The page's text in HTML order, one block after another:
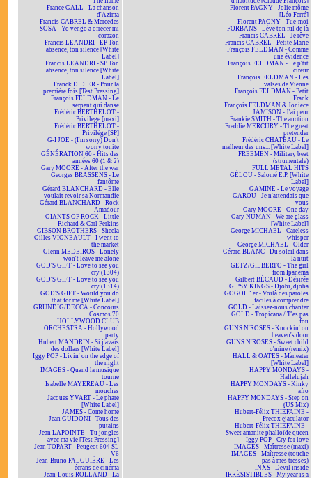
France GALL - La chanson
d'Azima
Francis CABREL & Mercedes
SOSA - Yo vengo a ofrecer mi
corazon
Francis LEANDRI - EP Ton
absence, ton silence [White
Label]
Francis LEANDRI - SP Ton
absence, ton silence [White
Label]
Franck DIDIER - Pour la
première fois [Test Pressing]
François FELDMAN - Le
serpent qui danse
Frédéric BERTHELOT -
Privilège [maxi]
Frédéric BERTHELOT -
Privilège [SP]
G-I JOE - (I'm sorry) Don't
worry tonite
GÉNÉRATION 60 - Hits des
années 60 (1 & 2)
Gary MOORE - After the war
Georges BRASSENS - Le
fantôme
Gérard BLANCHARD - Elle
voulait revoir sa Normandie
Gérard BLANCHARD - Rock
Amadour
GIANTS OF ROCK - Little
Richard & Carl Perkins
GIBSON BROTHERS - Sheela
Gilles VIGNEAULT - I went to
the market
Glenn MEDEIROS - Lonely
won't leave me alone
GOD'S GIFT - Love to see you
cry (1304)
GOD'S GIFT - Love to see you
cry (1314)
GOD'S GIFT - Would you do
that for me [White Label]
GRUNDIG/DECCA - Concours
Cosmos 70
HOLLYWOOD CLUB
ORCHESTRA - Hollywood
party
Hubert MANDRIN - Si j'avais
des dollars [White Label]
Iggy POP - Livin' on the edge of
the night
IMAGES - Quand la musique
tourne
Isabelle MAYEREAU - Les
mouches
Jacques YVART - Le phare
[White Label]
JAMES - Come home
Jean GUIDONI - Tous des
putains
Jean LAPOINTE - Tu jongles
avec ma vie [Test Pressing]
Jean TOPART - Peugeot 604 SL
V6
Jean-Bruno FALGUIÈRE - Les
écrans de cinéma
Jean-Louis ROLLAND - La
Florent PAGNY - Jolie môme
[Léo Ferré]
Florent PAGNY - Tue-moi
FORBANS - Lève ton ful de là
Francis CABREL - Je rêve
Francis CABREL - Petite Marie
François FELDMAN - Comme
une évidence
François FELDMAN - Le p'tit
cireur
François FELDMAN - Les
valses de Vienne
François FELDMAN - Petit
Frank
François FELDMAN & Joniece
JAMISON - J'ai peur
Frankie SMITH - The auction
Freddie MERCURY - The great
pretender
Frédéric CHATEAU - Le
malheur des uns... [White Label]
FREEMEN - Military beat
(strumentale)
FULL METAL HITS
GÉLOU - Salomé E.P. [White
Label]
GAMINE - Le voyage
GAROU - Je n'attendais que
vous
Gary MOORE - One day
Gary NUMAN - We are glass
[White Label]
George MICHAEL - Careless
whisper
George MICHAEL - Older
Gérard BLANC - Du soleil dans
la nuit
GETZ/GILBERTO - The girl
from Ipanema
Gilbert BÉCAUD - Désirée
GIPSY KINGS - Djobi, djoba
GOGOL 1er - Voilà des paroles
faciles à comprendre
GOLD - Laissez-nous chanter
GOLD - Tropicana / T'es pas
fou
GUNS N'ROSES - Knockin' on
heaven's door
GUNS N'ROSES - Sweet child
o'mine (remix)
HALL & OATES - Maneater
[White Label]
HAPPY MONDAYS -
Hallelujah
HAPPY MONDAYS - Kinky
afro
HAPPY MONDAYS - Step on
(US Mix)
Hubert-Félix THIÉFAINE -
Precox ejaculator
Hubert-Félix THIÉFAINE -
Sweet amanite phalloïde queen
Iggy POP - Cry for love
IMAGES - Maîtresse (maxi)
IMAGES - Maîtresse (touche
pas à mes tresses)
INXS - Devil inside
IRRÉSISTIBLES - My year is a